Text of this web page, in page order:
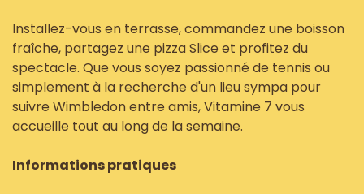
Installez-vous en terrasse, commandez une boisson
fraîche, partagez une pizza Slice et profitez du
spectacle. Que vous soyez passionné de tennis ou
simplement à la recherche d'un lieu sympa pour
suivre Wimbledon entre amis, Vitamine 7 vous
accueille tout au long de la semaine.
Informations pratiques